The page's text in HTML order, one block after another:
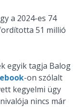
a 2024-es 74
51 millió
egyik tagja Balog
-on szólalt
kegyelmi ügy
nincs már